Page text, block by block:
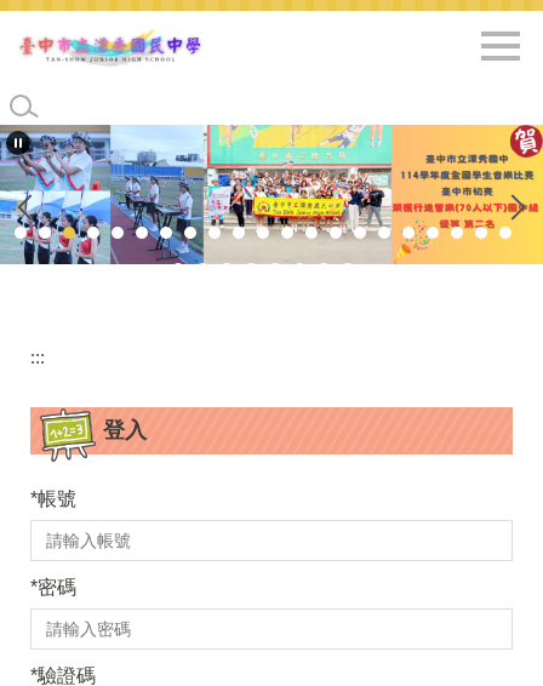
跳
到
要
內
容
區
:::
登入
*帳號
*密碼
*驗證碼